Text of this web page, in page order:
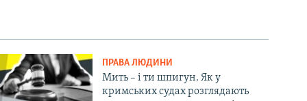
ПРАВА ЛЮДИНИ
Мить – і ти шпигун. Як у
кримських судах розглядають